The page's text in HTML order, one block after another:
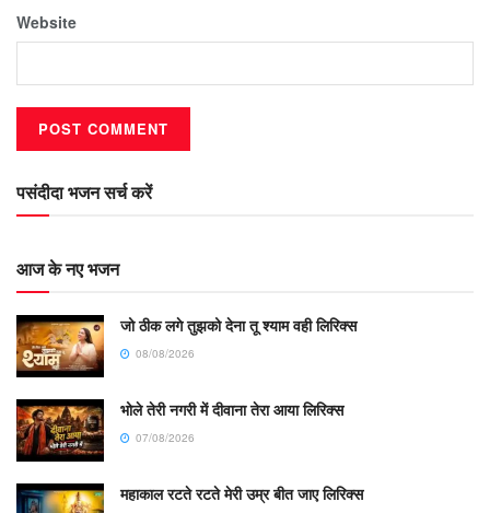
Website
पसंदीदा भजन सर्च करें
आज के नए भजन
जो ठीक लगे तुझको देना तू श्याम वही लिरिक्स
08/08/2026
भोले तेरी नगरी में दीवाना तेरा आया लिरिक्स
07/08/2026
महाकाल रटते रटते मेरी उम्र बीत जाए लिरिक्स